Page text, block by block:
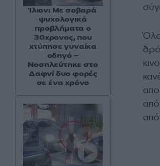
Ίλιον: Με σοβαρά
ψυχολογικά
προβλήματα ο
30χρονος, που
χτύπησε γυναίκα
οδηγό –
Νοσηλεύτηκε στο
Δαφνί δυο φορές
σε ένα χρόνο